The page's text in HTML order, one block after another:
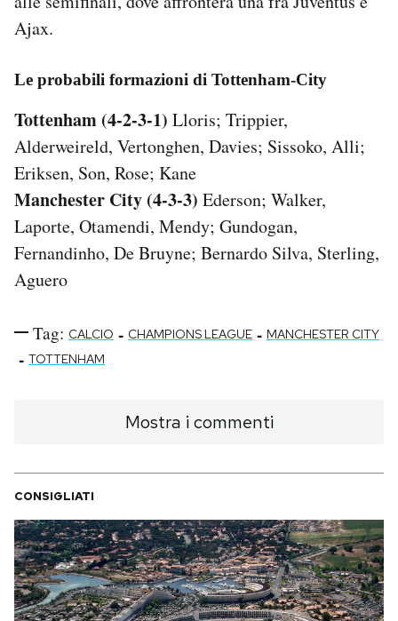
Ajax.
Le probabili formazioni di Tottenham-City
Tottenham (4-2-3-1) Lloris; Trippier,
Alderweireld, Vertonghen, Davies; Sissoko, Alli;
Eriksen, Son, Rose; Kane
Manchester City (4-3-3) Ederson; Walker,
Laporte, Otamendi, Mendy; Gundogan,
Fernandinho, De Bruyne; Bernardo Silva, Sterling,
Aguero
Tag: CALCIO - CHAMPIONS LEAGUE - MANCHESTER CITY
- TOTTENHAM
Mostra i commenti
CONSIGLIATI